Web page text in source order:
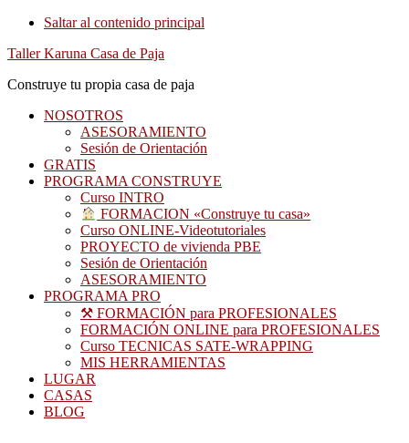
Saltar al contenido principal
Taller Karuna Casa de Paja
Construye tu propia casa de paja
NOSOTROS
ASESORAMIENTO
Sesión de Orientación
GRATIS
PROGRAMA CONSTRUYE
Curso INTRO
FORMACION «Construye tu casa»
Curso ONLINE-Videotutoriales
PROYECTO de vivienda PBE
Sesión de Orientación
ASESORAMIENTO
PROGRAMA PRO
⚒ FORMACIÓN para PROFESIONALES
FORMACIÓN ONLINE para PROFESIONALES
Curso TECNICAS SATE-WRAPPING
MIS HERRAMIENTAS
LUGAR
CASAS
BLOG